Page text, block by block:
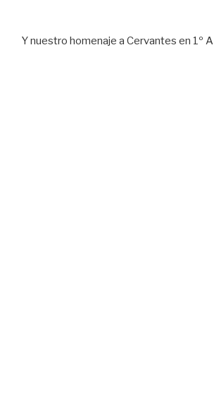
Y nuestro homenaje a Cervantes en 1º A